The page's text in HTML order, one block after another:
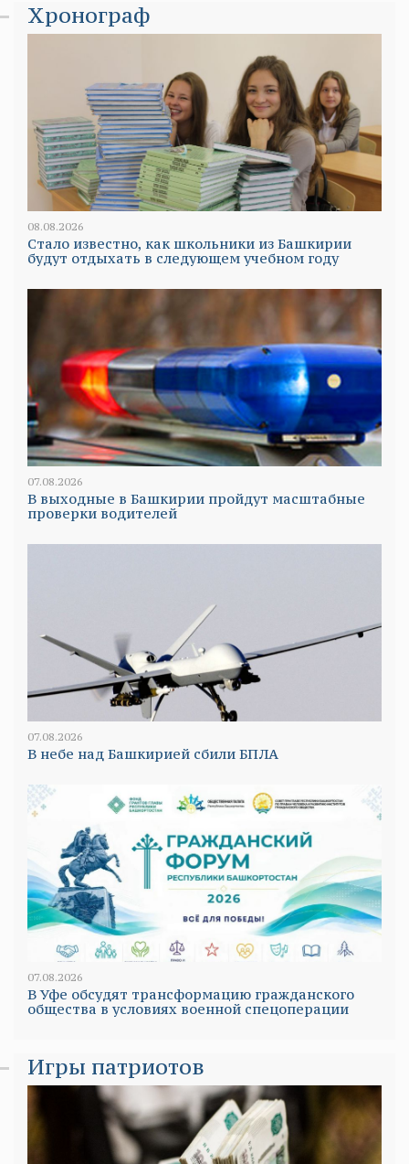
Хронограф
08.08.2026
Стало известно, как школьники из Башкирии
будут отдыхать в следующем учебном году
07.08.2026
В выходные в Башкирии пройдут масштабные
проверки водителей
07.08.2026
В небе над Башкирией сбили БПЛА
07.08.2026
В Уфе обсудят трансформацию гражданского
общества в условиях военной спецоперации
Игры патриотов